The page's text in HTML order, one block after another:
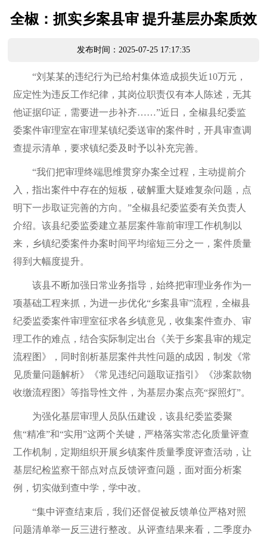
全椒：抓实乡案县审 提升基层办案质效
发布时间：2025-07-25 17:17:35
“刘某某的违纪行为已给村集体造成损失近10万元，
应定性为违反工作纪律，其岗位职责仅有本人陈述，无其
他证据印证，需要进一步补齐……”近日，全椒县纪委监
委案件审理室在审理某镇纪委送审的案件时，开具审查调
查提示清单，要求镇纪委及时予以补充完善。
“我们把审理终端思维贯穿办案全过程，主动提前介
入，指出案件中存在的短板，破解重大疑难复杂问题，点
明下一步取证完善的方向。”全椒县纪委监委有关负责人
介绍。该县纪委监委建立基层案件靠前审理工作机制以
来，乡镇纪委案件办案时间平均缩短三分之一，案件质量
得到大幅度提升。
该县不断加强日常业务指导，始终把审理业务作为一
项基础工程来抓，为进一步优化“乡案县审”流程，全椒县
纪委监委案件审理室征求各乡镇意见，收集案件查办、审
理工作的难点，结合实际制定出台《关于乡案县审的规定
流程图》，同时剖析基层案件共性问题的成因，制发《常
见质量问题解析》《常见违纪问题取证指引》《涉案款物
收缴流程图》等指导性文件，为基层办案点亮“探照灯”。
为强化基层审理人员队伍建设，该县纪委监委聚
焦“精准”和“实用”这两个关键，严格落实常态化质量评查
工作机制，定期组织开展乡镇案件质量季度评查活动，让
基层纪检监察干部点对点反馈评查问题，面对面分析案
例，切实做到查中学，学中改。
“集中评查结束后，我们还督促被反馈单位严格对照
问题清单举一反三进行整改。从评查结果来看，二季度办